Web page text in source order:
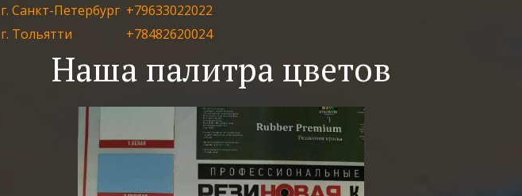
г. Санкт-Петербург  +79633022022
г. Тольятти                 +78482620024
Наша палитра цветов